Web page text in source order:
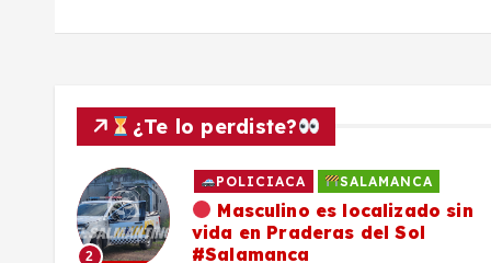
¿Te lo perdiste?
2
POLICIACA SALAMANCA
Masculino es localizado sin
vida en Praderas del Sol
#Salamanca